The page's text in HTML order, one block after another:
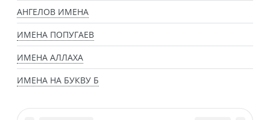
АНГЕЛОВ ИМЕНА
ИМЕНА ПОПУГАЕВ
ИМЕНА АЛЛАХА
ИМЕНА НА БУКВУ Б